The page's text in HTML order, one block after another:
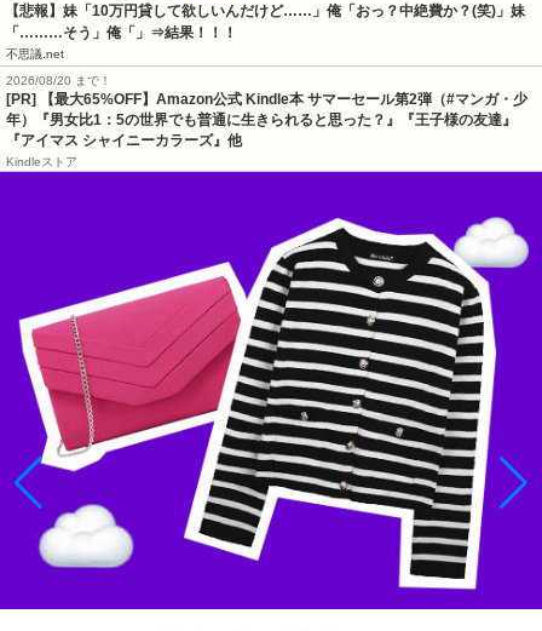
【悲報】妹「10万円貸して欲しいんだけど……」俺「おっ？中絶費か？(笑)」妹
「………そう」俺「」⇒結果！！！
不思議.net
2026/08/20 まで！
[PR]
【最大65%OFF】Amazon公式 Kindle本 サマーセール第2弾（#マンガ・少
年）『男女比1：5の世界でも普通に生きられると思った？』『王子様の友達』
『アイマス シャイニーカラーズ』他
Kindleストア